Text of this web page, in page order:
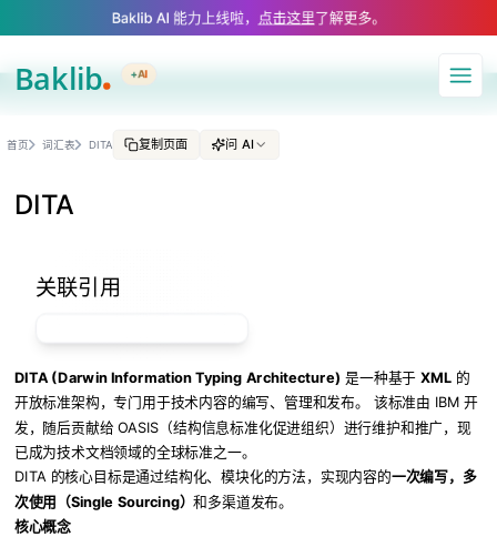
A Markdown version of this page is available at https://
Baklib AI 能力上线啦， 点击这里了解更多。
+AI
导航
首页 词汇表 DITA 复制页面 问 AI
DITA
DITA (Darwin Information Typing Architecture) 是一种基于XML 的
开放标准架构，专门用于技术内容的编写、管理和发布。 该标准由 IBM 开
发，随后贡献给 OASIS（结构信息标准化促进组织）进行维护和推广，现
已成为技术文档领域的全球标准之一。
DITA 的核心目标是通过结构化、模块化的方法，实现内容的一次编写，多
次使用（Single Sourcing）和多渠道发布。
核心概念
关联引用